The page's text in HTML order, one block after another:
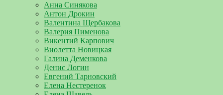
Анна Синякова
Антон Дрокин
Валентина Щербакова
Валерия Пименова
Викентий Карпович
Виолетта Новицкая
Галина Деменкова
Денис Логин
Евгений Тарновский
Елена Нестеренок